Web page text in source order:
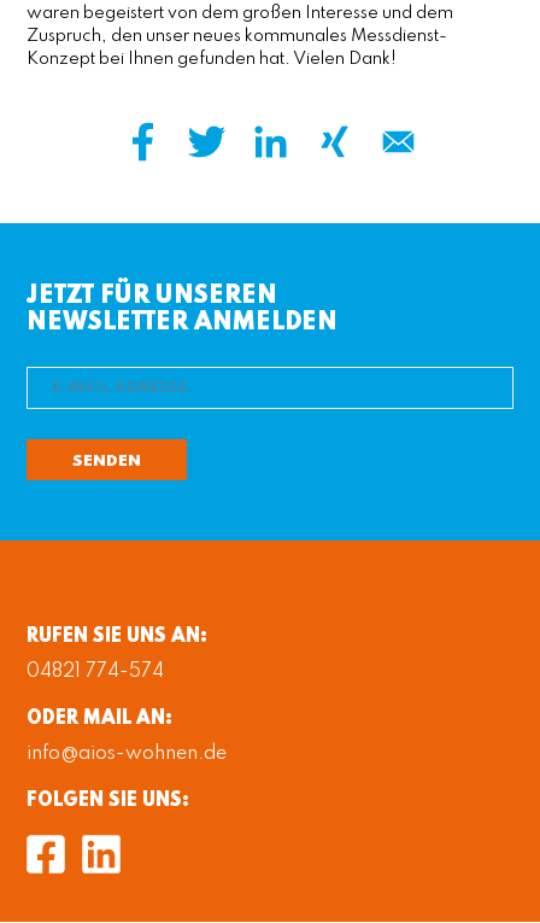
waren begeistert von dem großen Interesse und dem
Zuspruch, den unser neues kommunales Messdienst-
Konzept bei Ihnen gefunden hat. Vielen Dank!
JETZT FÜR UNSEREN
NEWSLETTER ANMELDEN
SENDEN
RUFENSIE UNS AN:
04821 774-574
ODERMAIL AN:
info@aios-wohnen.de
FOLGEN SIE UNS: